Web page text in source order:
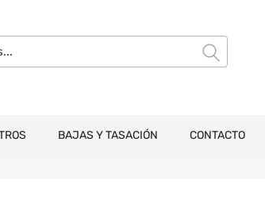
BAJAS Y TASACIÓN CONTACTO